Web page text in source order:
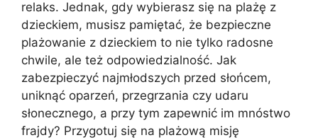
relaks. Jednak, gdy wybierasz się na plażę z
dzieckiem, musisz pamiętać, że bezpieczne
plażowanie z dzieckiem to nie tylko radosne
chwile, ale też odpowiedzialność. Jak
zabezpieczyć najmłodszych przed słońcem,
uniknąć oparzeń, przegrzania czy udaru
słonecznego, a przy tym zapewnić im mnóstwo
frajdy? Przygotuj się na plażową misję